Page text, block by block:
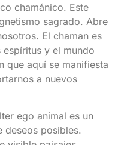
chamánico. Este
sagrado. Abre
El chaman es
y el mundo
que aquí se manifiesta
a nuevos
ego animal es un
deseos posibles.